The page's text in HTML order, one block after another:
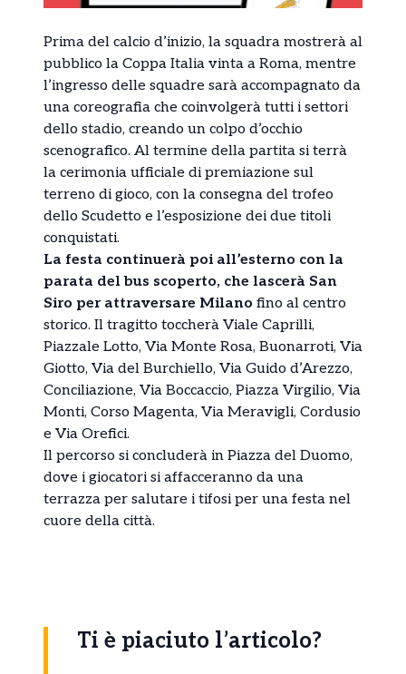
Prima del calcio d’inizio, la squadra mostrerà al
pubblico la Coppa Italia vinta a Roma, mentre
l’ingresso delle squadre sarà accompagnato da
una coreografia che coinvolgerà tutti i settori
dello stadio, creando un colpo d’occhio
scenografico. Al termine della partita si terrà
la cerimonia ufficiale di premiazione sul
terreno di gioco, con la consegna del trofeo
dello Scudetto e l’esposizione dei due titoli
conquistati.
La festa continuerà poi all’esterno con la
parata del bus scoperto, che lascerà San
Siro per attraversare Milano fino al centro
storico. Il tragitto toccherà Viale Caprilli,
Piazzale Lotto, Via Monte Rosa, Buonarroti, Via
Giotto, Via del Burchiello, Via Guido d’Arezzo,
Conciliazione, Via Boccaccio, Piazza Virgilio, Via
Monti, Corso Magenta, Via Meravigli, Cordusio
e Via Orefici.
Il percorso si concluderà in Piazza del Duomo,
dove i giocatori si affacceranno da una
terrazza per salutare i tifosi per una festa nel
cuore della città.
Ti è piaciuto l’articolo?